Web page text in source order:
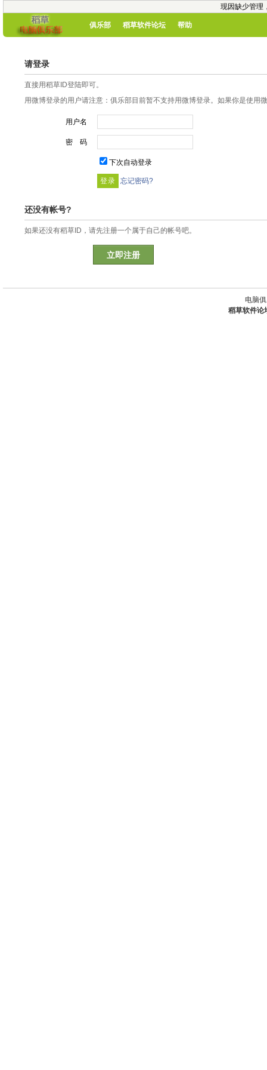
现因缺少管理
俱乐部 稻草软件论坛 帮助
请登录
直接用稻草ID登陆即可。
用微博登录的用户请注意：俱乐部目前暂不支持用微博登录。如果你是使用
用户名
密 码
下次自动登录
忘记密码?
还没有帐号?
如果还没有稻草ID，请先注册一个属于自己的帐号吧。
立即注册
电脑
稻草软件论